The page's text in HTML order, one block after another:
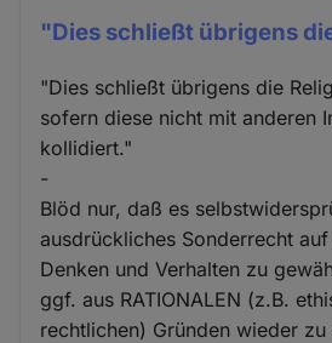
"Dies schließt übrigens
"Dies schließt übrigens die
sofern diese nicht mit anderen
kollidiert."
-
Blöd nur, daß es
ausdrückliches Sonderrecht auf
Denken und Verhalten zu
ggf. aus RATIONALEN (z.B.
rechtlichen) Gründen wieder